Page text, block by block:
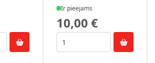
Ir pieejams
10,00 €